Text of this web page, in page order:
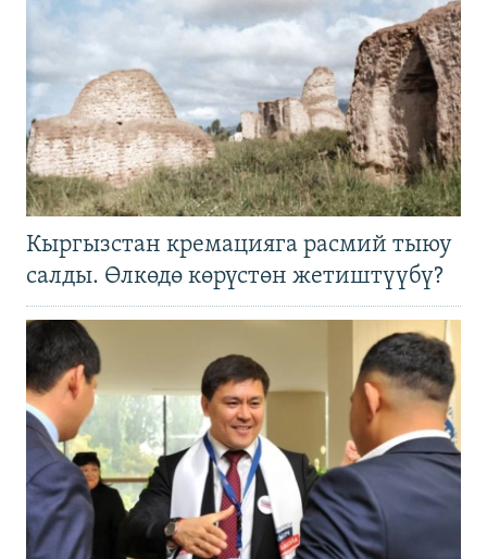
Кыргызстан кремацияга расмий тыюу
салды. Өлкөдө көрүстөн жетиштүүбү?